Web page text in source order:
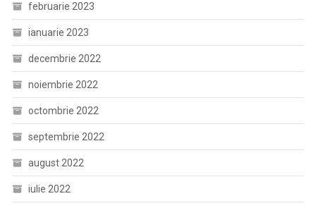
februarie 2023
ianuarie 2023
decembrie 2022
noiembrie 2022
octombrie 2022
septembrie 2022
august 2022
iulie 2022